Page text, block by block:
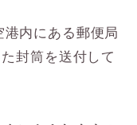
内にある郵便局
封筒を送付して